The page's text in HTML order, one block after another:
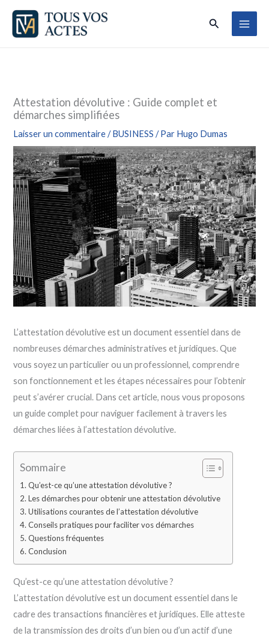
Aller
contenu
Rechercher
Attestation dévolutive : Guide complet et
démarches simplifiées
Laisser un commentaire /BUSINESS / Par Hugo Dumas
L’attestation dévolutive est un document essentiel dans de
nombreuses démarches administratives et juridiques. Que
vous soyez un particulier ou un professionnel, comprendre
son fonctionnement et les étapes nécessaires pour l’obtenir
peut s’avérer crucial. Dans cet article, nous vous proposons
un guide complet pour naviguer facilement à travers les
démarches liées à l’attestation dévolutive.
Sommaire
Qu’est-ce qu’une attestation dévolutive ?
Les démarches pour obtenir une attestation dévolutive
Utilisations courantes de l’attestation dévolutive
Conseils pratiques pour faciliter vos démarches
Questions fréquentes
Conclusion
Qu’est-ce qu’une attestation dévolutive ?
L’attestation dévolutive est un document essentiel dans le
cadre des transactions financières et juridiques. Elle atteste
de la transmission des droits d’un bien ou d’un actif d’une